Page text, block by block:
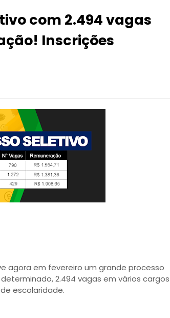
com 2.494 vagas
Inscrições
agora em fevereiro um grande processo
2.494 vagas em vários cargos
escolaridade.